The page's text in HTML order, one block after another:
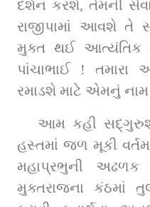
દર્શન કરશે, તેમની
રાજીપામાં આવશે તે
મુક્ત થઈ આત્યંતિક
પાંચાભાઈ ! તમારા
રમાડશે માટે એમનું
આમ કહી સદ્‌ગુરુશ્રીએ મુક્તરાજના જમણા
હસ્તમાં જળ મૂકી
મહાપ્રભુની
મુક્તરાજના કંઠમાં